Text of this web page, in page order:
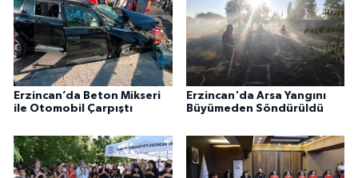
Erzincan’da Beton Mikseri
ile Otomobil Çarpıştı
Erzincan'da Arsa Yangını
Büyümeden Söndürüldü